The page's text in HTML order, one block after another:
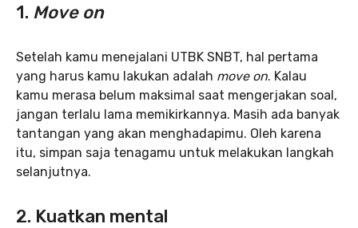
1. Move on
Setelah kamu menejalani UTBK SNBT, hal pertama
yang harus kamu lakukan adalah move on. Kalau
kamu merasa belum maksimal saat mengerjakan soal,
jangan terlalu lama memikirkannya. Masih ada banyak
tantangan yang akan menghadapimu. Oleh karena
itu, simpan saja tenagamu untuk melakukan langkah
selanjutnya.
2. Kuatkan mental